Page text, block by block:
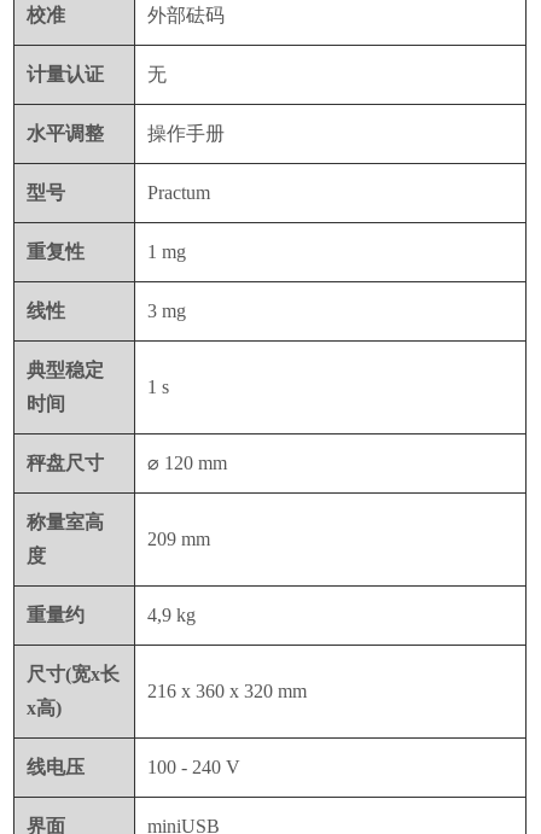
校准 外部砝码
计量认证 无
水平调整 操作手册
型号 Practum
重复性 1 mg
线性 3 mg
典型稳定
时间
1 s
秤盘尺寸 ⌀ 120 mm
称量室高
度
209 mm
重量约 4,9 kg
尺寸(宽x长
x高)
216 x 360 x 320 mm
线电压 100 - 240 V
界面 miniUSB